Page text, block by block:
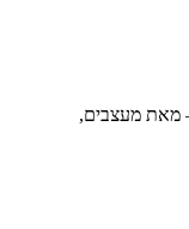
מאת מעצבים,